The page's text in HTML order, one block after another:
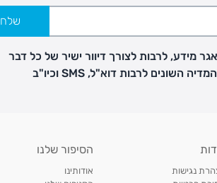
שלח
מידע, לרבות לצורך דיוור ישיר של כל דבר
נגישות
הסיפור שלנו
אודותינו